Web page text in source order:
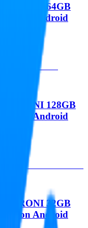
64GB
Con Android
128GB
Con Android
32GB
Con Android